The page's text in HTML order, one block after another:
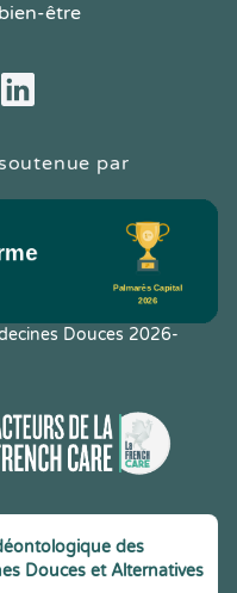
être
LinkedIn
par
Douces 2026-
des
Douces et Alternatives